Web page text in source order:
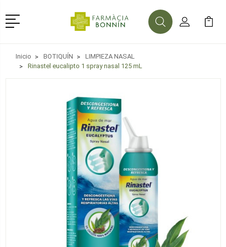
Menú
BuscarMi Cuenta
Mi
Inicio BOTIQUÍN
LIMPIEZA NASAL
Rinastel eucalipto 1 spray nasal 125 mL